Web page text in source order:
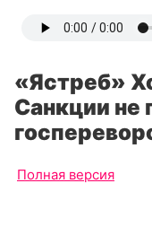
«Ястреб»
Санкции не
Полная версия